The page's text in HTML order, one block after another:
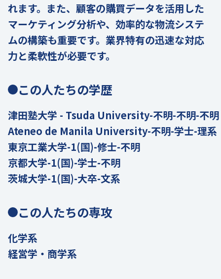
れます。また、顧客の購買データを活用した
マーケティング分析や、効率的な物流システ
ムの構築も重要です。業界特有の迅速な対応
力と柔軟性が必要です。
この人たちの学歴
津田塾大学 - Tsuda University-不明-不明-不明
Ateneo de Manila University-不明-学士-理系
東京工業大学-1(国)-修士-不明
京都大学-1(国)-学士-不明
茨城大学-1(国)-大卒-文系
この人たちの専攻
化学系
経営学・商学系